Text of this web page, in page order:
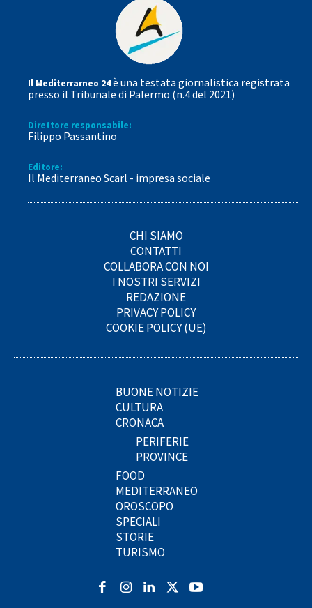
Il Mediterrarneo 24è una testata giornalistica registrata
presso il Tribunale di Palermo (n.4 del 2021)
Direttore responsabile:
Filippo Passantino
Editore:
Il Mediterraneo Scarl - impresa sociale
CHI SIAMO
CONTATTI
COLLABORA CON NOI
I NOSTRI SERVIZI
REDAZIONE
PRIVACY POLICY
COOKIE POLICY (UE)
BUONE NOTIZIE
CULTURA
CRONACA
PERIFERIE
PROVINCE
FOOD
MEDITERRANEO
OROSCOPO
SPECIALI
STORIE
TURISMO